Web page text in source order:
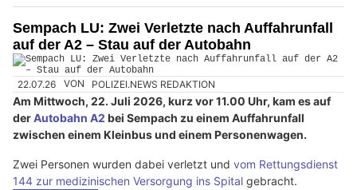
Sempach LU: Zwei Verletzte nach Auffahrunfall
auf der A2 – Stau auf der Autobahn
22.07.26 VON POLIZEI.NEWS REDAKTION
Am Mittwoch, 22. Juli 2026, kurz vor 11.00 Uhr, kam es auf
derAutobahn A2 bei Sempach zu einem Auffahrunfall
zwischen einem Kleinbus und einem Personenwagen.
Zwei Personen wurden dabei verletzt und vom Rettungsdienst
144 zur medizinischen Versorgung ins Spital gebracht.